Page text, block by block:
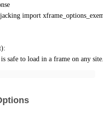
import
safe to load in a frame on any